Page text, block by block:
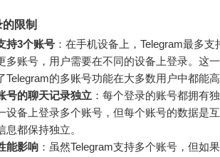
限制
持3个账号 ：在手机设备上，Telegram最多
多账号，用户需要在不同的设备上登录。这
Telegram的多账号功能在大多数用户中都能高
号的聊天记录独立 ：每个登录的账号都拥有
设备上登录多个账号，但每个账号的数据是
息都保持独立。
能影响 ：虽然Telegram支持多个账号，但如